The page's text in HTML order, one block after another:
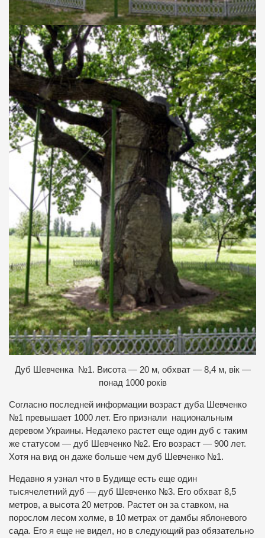
Дуб Шевченка №1. Висота — 20 м, обхват — 8,4 м, вік —
понад 1000 років
Согласно последней информации возраст дуба Шевченко
№1 превышает 1000 лет. Его признали национальным
деревом Украины. Недалеко растет еще один дуб с таким
же статусом — дуб Шевченко №2. Его возраст — 900 лет.
Хотя на вид он даже больше чем дуб Шевченко №1.
Недавно я узнал что в Будище есть еще один
тысячелетний дуб — дуб Шевченко №3. Его обхват 8,5
метров, а высота 20 метров. Растет он за ставком, на
порослом лесом холме, в 10 метрах от дамбы яблоневого
сада. Его я еще не видел, но в следующий раз обязательно